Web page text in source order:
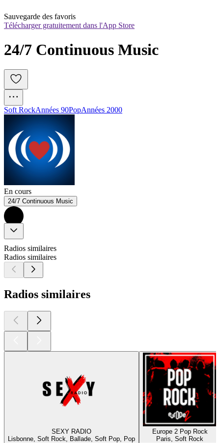
Sauvegarde des favoris
Télécharger gratuitement dans l'App Store
24/7 Continuous Music
Soft RockAnnées 90PopAnnées 2000
En cours
24/7 Continuous Music
Radios similaires
Radios similaires
Radios similaires
SEXY RADIO
Lisbonne, Soft Rock, Ballade, Soft Pop, Pop
Europe 2 Pop Rock
Paris, Soft Rock